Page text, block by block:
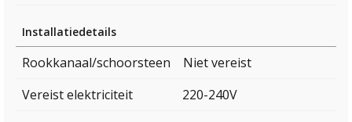
Installatiedetails
Rookkanaal/schoorsteen
Niet vereist
Vereist elektriciteit
220-240V